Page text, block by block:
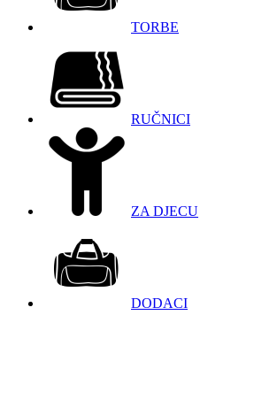
TORBE
RUČNICI
ZA DJECU
DODACI